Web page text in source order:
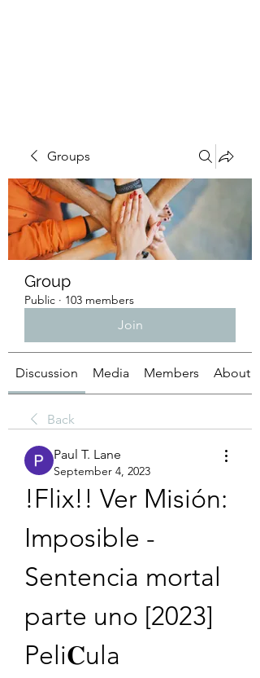
Groups
Group
Public · 103 members
Join
Discussion Media Members About
Back
Paul T. Lane
September 4, 2023
!Flix!! Ver Misión:
Imposible -
Sentencia mortal
parte uno [2023]
Peli𝐂ula